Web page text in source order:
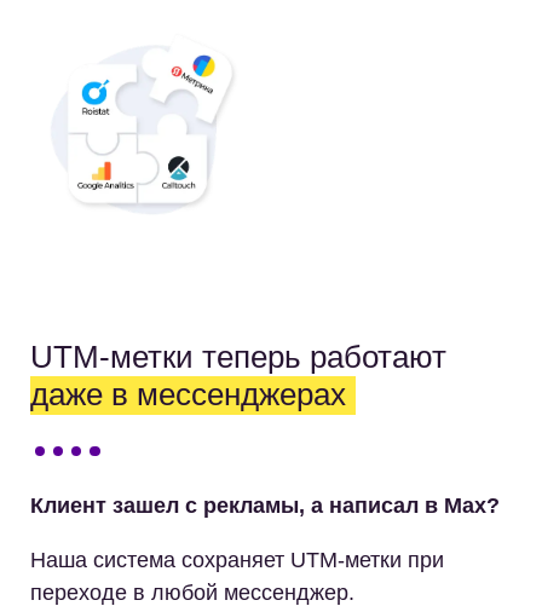
UTM-метки теперь работают
даже в мессенджерах
Клиент зашел с рекламы, а написал в Max?
Наша система сохраняет UTM-метки при
переходе в любой мессенджер.